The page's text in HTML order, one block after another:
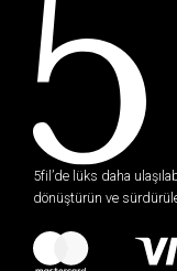
5fil’de lüks daha
dönüştürün ve